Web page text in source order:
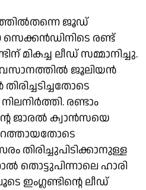
ജൂഡ്
സെക്കൻഡിനിടെ രണ്ട്
മികച്ച ലീഡ് സമ്മാനിച്ചു.
ജൂലിയൻ
രണ്ടാം
ജാരൽ ക്വാൻസയെ
തിരിച്ചുപിടിക്കാനുള്ള
തൊട്ടുപിന്നാലെ ഹാരി
ഇംഗ്ലണ്ടിന്റെ ലീഡ്